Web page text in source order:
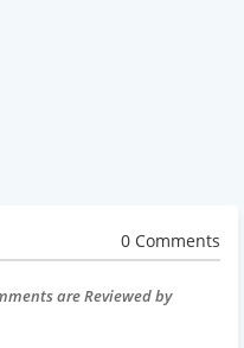
0 Comments
are Reviewed by